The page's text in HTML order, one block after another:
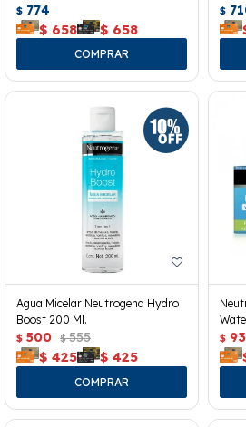
$ 774
$ 658 $ 658
$
Agua Micelar Neutrogena Hydro
Boost 200 Ml.
$ 500 $ 555
$ 425 $ 425
$